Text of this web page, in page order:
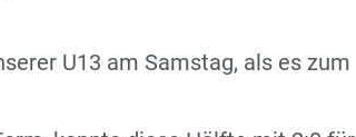
U13 am Samstag, als es zum